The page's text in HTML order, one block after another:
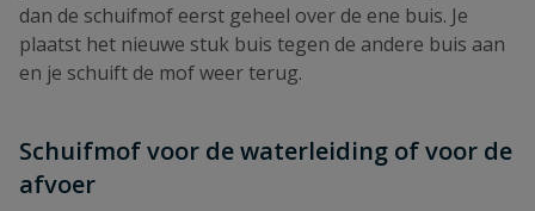
dan de schuifmof eerst geheel over de ene buis. Je
plaatst het nieuwe stuk buis tegen de andere buis aan
en je schuift de mof weer terug.
Schuifmof voor de waterleiding of voor de
afvoer